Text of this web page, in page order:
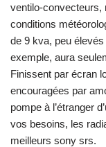
ventilo-convecteurs,
conditions
de 9 kva, peu
exemple, aura
Finissent par écran
encouragées par
pompe à l’étranger
vos besoins, les
meilleurs sony srs.